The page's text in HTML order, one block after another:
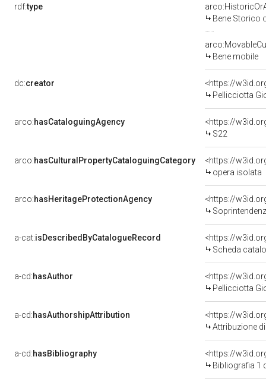
rdf:type
Bene Storico
Bene mobile
dc:creator
<https://
Pellicciotta
arco:hasCataloguingAgency
<https://
S22
arco:hasCulturalPropertyCataloguingCategory
<https://
opera isolata
arco:hasHeritageProtectionAgency
<https://
a-cat:isDescribedByCatalogueRecord
<https://
Scheda
a-cd:hasAuthor
<https://
Pellicciotta
a-cd:hasAuthorshipAttribution
<https://
Attribuzione
a-cd:hasBibliography
<https://
Bibliografia 1